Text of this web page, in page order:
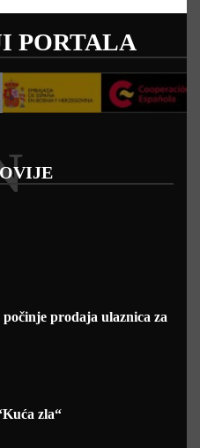
PORTALA
prodaja ulaznica za
zla“